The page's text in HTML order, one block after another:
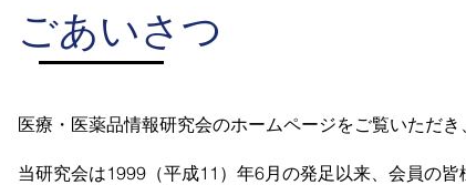
ごあいさつ
医療・医薬品情報研究会のホームページをご覧いただき
当研究会は1999（平成11）年6月の発足以来、会員の